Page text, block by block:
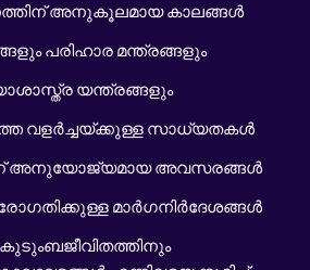
അനുകൂലമായ കാലങ്ങൾ
പരിഹാര മന്ത്രങ്ങളും
യന്ത്രങ്ങളും
വളർച്ചയ്ക്കുള്ള സാധ്യതകൾ
അനുയോജ്യമായ അവസരങ്ങൾ
മാർഗനിർദേശങ്ങൾ